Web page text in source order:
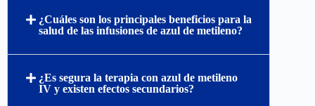
¿Cuáles son los principales beneficios para la
salud de las infusiones de azul de metileno?
¿Es segura la terapia con azul de metileno
IV y existen efectos secundarios?